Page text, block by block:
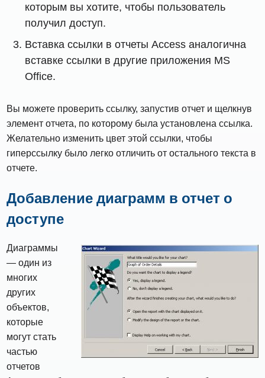
которым вы хотите, чтобы пользователь
получил доступ.
Вставка ссылки в отчеты Access аналогична
вставке ссылки в другие приложения MS
Office.
Вы можете проверить ссылку, запустив отчет и щелкнув
элемент отчета, по которому была установлена ​​ссылка.
Желательно изменить цвет этой ссылки, чтобы
гиперссылку было легко отличить от остального текста в
отчете.
Добавление диаграмм в отчет о
доступе
Диаграммы
— один из
многих
других
объектов,
которые
могут стать
частью
отчетов